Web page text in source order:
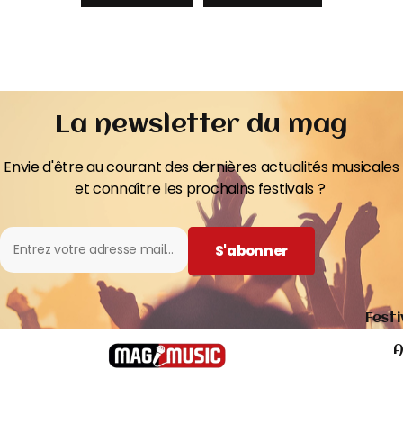
La newsletter du mag
Envie d'être au courant des dernières actualités musicales
et connaître les prochains festivals ?
S'abonner